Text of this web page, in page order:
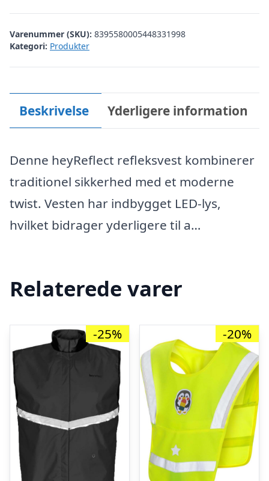
kr. 599,00.kr. 449,00.
Varenummer (SKU): 8395580005448331998
Kategori: Produkter
Beskrivelse Yderligere information
Denne heyReflect refleksvest kombinerer
traditionel sikkerhed med et moderne
twist. Vesten har indbygget LED-lys,
hvilket bidrager yderligere til a…
Relaterede varer
-25% -20%